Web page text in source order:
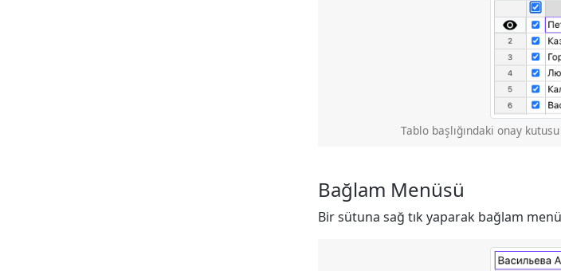
Tablo başlığındaki onay
Bağlam Menüsü
Bir sütuna sağ tık yaparak bağlam